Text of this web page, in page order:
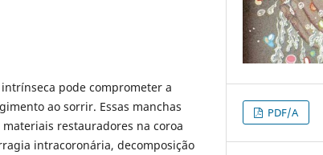
pode comprometer a
ao sorrir. Essas manchas
restauradores na coroa
intracoronária, decomposição
PDF/A